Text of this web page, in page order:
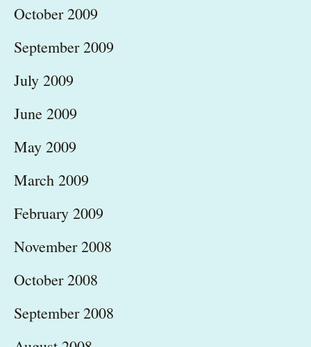
October 2009
September 2009
July 2009
June 2009
May 2009
March 2009
February 2009
November 2008
October 2008
September 2008